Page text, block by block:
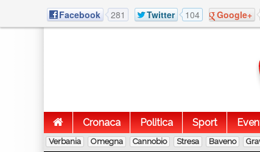
Facebook 281 Twitter 104 Google+
Cronaca
Politica Sport
Verbania Omegna Cannobio Stresa Baveno